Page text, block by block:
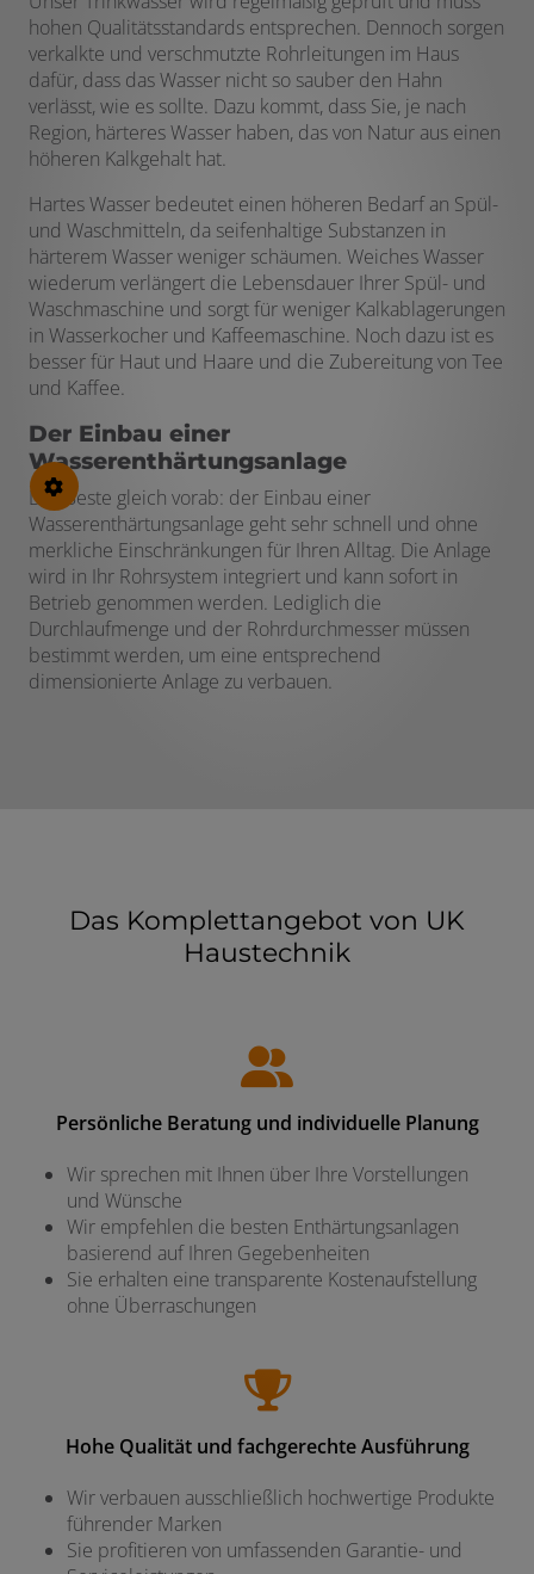
hohen Qualitätsstandards entsprechen. Dennoch sorgen
verkalkte und verschmutzte Rohrleitungen im Haus
dafür, dass das Wasser nicht so sauber den Hahn
verlässt, wie es sollte. Dazu kommt, dass Sie, je nach
Region, härteres Wasser haben, das von Natur aus einen
höheren Kalkgehalt hat.
Hartes Wasser bedeutet einen höheren Bedarf an Spül-
und Waschmitteln, da seifenhaltige Substanzen in
härterem Wasser weniger schäumen. Weiches Wasser
wiederum verlängert die Lebensdauer Ihrer Spül- und
Waschmaschine und sorgt für weniger Kalkablagerungen
in Wasserkocher und Kaffeemaschine. Noch dazu ist es
besser für Haut und Haare und die Zubereitung von Tee
und Kaffee.
Der Einbau einer
Wasserenthärtungsanlage
Das Beste gleich vorab: der Einbau einer
Wasserenthärtungsanlage geht sehr schnell und ohne
merkliche Einschränkungen für Ihren Alltag. Die Anlage
wird in Ihr Rohrsystem integriert und kann sofort in
Betrieb genommen werden. Lediglich die
Durchlaufmenge und der Rohrdurchmesser müssen
bestimmt werden, um eine entsprechend
dimensionierte Anlage zu verbauen.
Das Komplettangebot von UK
Haustechnik
Persönliche Beratung und individuelle Planung
Wir sprechen mit Ihnen über Ihre Vorstellungen
und Wünsche
Wir empfehlen die besten Enthärtungsanlagen
basierend auf Ihren Gegebenheiten
Sie erhalten eine transparente Kostenaufstellung
ohne Überraschungen
Hohe Qualität und fachgerechte Ausführung
Wir verbauen ausschließlich hochwertige Produkte
führender Marken
Sie profitieren von umfassenden Garantie- und